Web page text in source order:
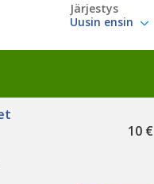
Järjestys
10 €